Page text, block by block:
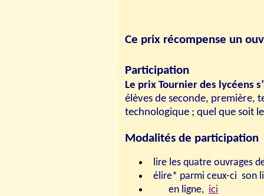
Ce prix récompense un
Participation
Le prix Tournier des lycéens
élèves de seconde, première,
technologique ; quel que soit
Modalités de participation
lire les quatre ouvrages
élire* parmi ceux-ci son
en ligne, ici